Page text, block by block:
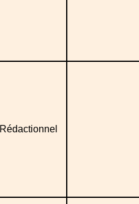
Rédactionnel